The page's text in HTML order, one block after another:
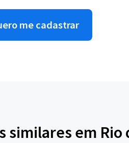
me cadastrar
similares em Rio